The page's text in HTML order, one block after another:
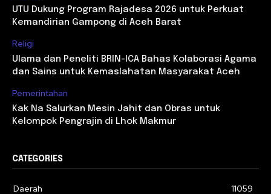
UTU Dukung Program Rajadesa 2026 untuk Perkuat
Kemandirian Gampong di Aceh Barat
Religi
Ulama dan Peneliti BRIN-ICA Bahas Kolaborasi Agama
dan Sains untuk Kemaslahatan Masyarakat Aceh
Pemerintahan
Kak Na Salurkan Mesin Jahit dan Obras untuk
Kelompok Pengrajin di Lhok Makmur
CATEGORIES
Daerah 11059